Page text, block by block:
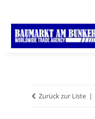
Zurück zur Liste